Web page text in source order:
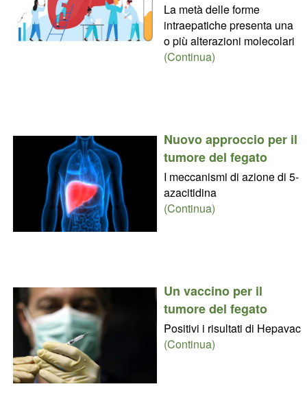
La metà delle forme
intraepatiche presenta una
o più alterazioni molecolari
(Continua)
Nuovo approccio per il
tumore del fegato
I meccanismi di azione di 5-
azacitidina
(Continua)
Un vaccino per il
tumore del fegato
Positivi i risultati di Hepavac
(Continua)